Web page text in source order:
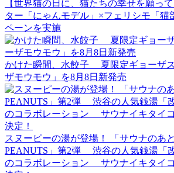
【世界猫の日に、猫たちの幸せを願っ
ター「にゃんモデル」×フェリシモ「猫
ペーンを実施
かけた瞬間、水餃子 夏限定ギョーザ
ザモウモウ」を8月8日新発売
スヌーピーの湯が登場！ 「サウナのあ
PEANUTS」第2弾 渋谷の人気銭湯「
のコラボレーション サウナイキタイ